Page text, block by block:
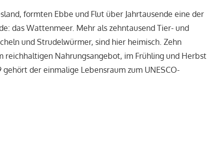
formten Ebbe und Flut über Jahrtausende eine der
das Wattenmeer. Mehr als zehntausend Tier- und
und Strudelwürmer, sind hier heimisch. Zehn
reichhaltigen Nahrungsangebot, im Frühling und Herbst
der einmalige Lebensraum zum UNESCO-